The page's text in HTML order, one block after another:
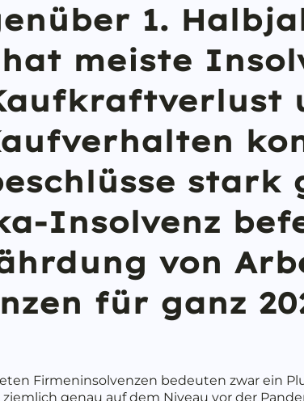
1.
meiste
stark
Insolvenz
von
für ganz
Firmeninsolvenzen bedeuten zwar ein
genau auf dem Niveau vor der